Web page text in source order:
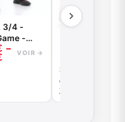
3/4 -
-
Blanc -
– VOIR →
Sous-short de
compression
25,00